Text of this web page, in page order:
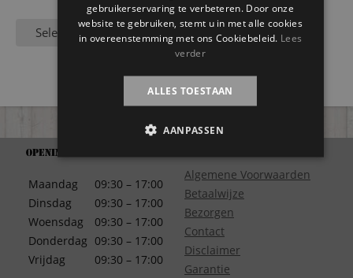
Selecteer opties
Openingstijden
Maandag
Dinsdag
Woensdag
Donderdag
Vrijdag
09:30 – 17:00
09:30 – 17:00
09:30 – 17:00
09:30 – 17:00
09:30 – 17:00
Algemene Voorwaarden
Betaalwijze
Bezorgen
Contact
Disclaimer
Garantie
gebruikerservaring te verbeteren. Door onze
website te gebruiken, stemt u in met alle cookies
in overeenstemming met ons Cookiebeleid. Lees
verder
ALLES TOESTAAN
AANPASSEN